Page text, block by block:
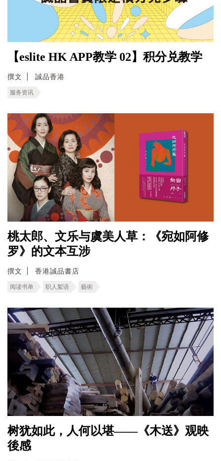
【eslite HK APP教学 02】积分兑教学
撰文 誠品香港
服务资讯
桃太郎、文乐与虞美人草：《宛如阿修
罗》的文本互涉
撰文 香港誠品書店
阅读书单 职人絮语 藝術
树犹如此，人何以堪——《木送》观映
後感